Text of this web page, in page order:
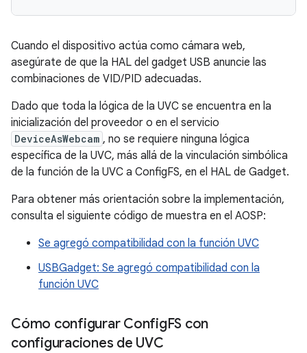
Cuando el dispositivo actúa como cámara web,
asegúrate de que la HAL del gadget USB anuncie las
combinaciones de VID/PID adecuadas.
Dado que toda la lógica de la UVC se encuentra en la
inicialización del proveedor o en el servicio
DeviceAsWebcam , no se requiere ninguna lógica
específica de la UVC, más allá de la vinculación simbólica
de la función de la UVC a ConfigFS, en el HAL de Gadget.
Para obtener más orientación sobre la implementación,
consulta el siguiente código de muestra en el AOSP:
Se agregó compatibilidad con la función UVC
USBGadget: Se agregó compatibilidad con la
función UVC
Cómo configurar ConfigFS con
configuraciones de UVC